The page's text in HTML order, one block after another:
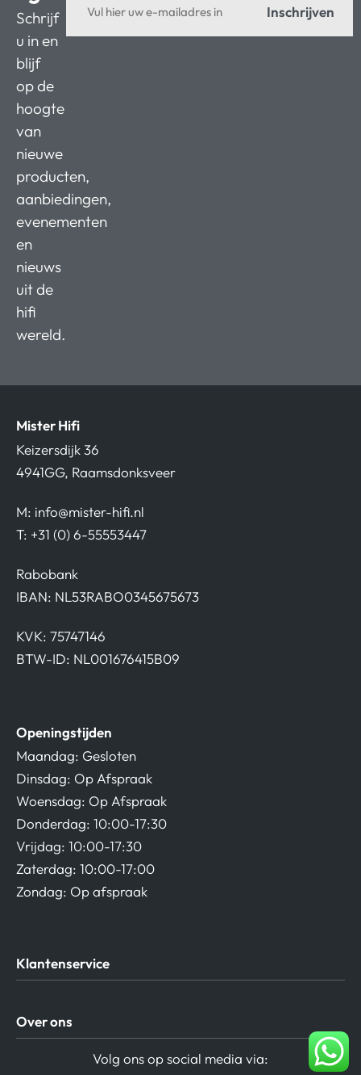
Schrijf
u in en
blijf
op de
hoogte
van
nieuwe
producten,
aanbiedingen,
evenementen
en
nieuws
uit de
hifi
wereld.
Inschrijven
Mister Hifi
Keizersdijk 36
4941GG, Raamsdonksveer
M: info@mister-hifi.nl
T: +31 (0) 6-55553447
Rabobank
IBAN: NL53RABO0345675673
KVK: 75747146
BTW-ID: NL001676415B09
Openingstijden
Maandag: Gesloten
Dinsdag: Op Afspraak
Woensdag: Op Afspraak
Donderdag: 10:00-17:30
Vrijdag: 10:00-17:30
Zaterdag: 10:00-17:00
Zondag: Op afspraak
Klantenservice
Privacy beleid
Verzending / Retour
Over ons
Volg ons op social media via: